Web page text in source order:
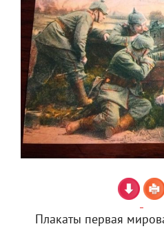
Плакаты первая